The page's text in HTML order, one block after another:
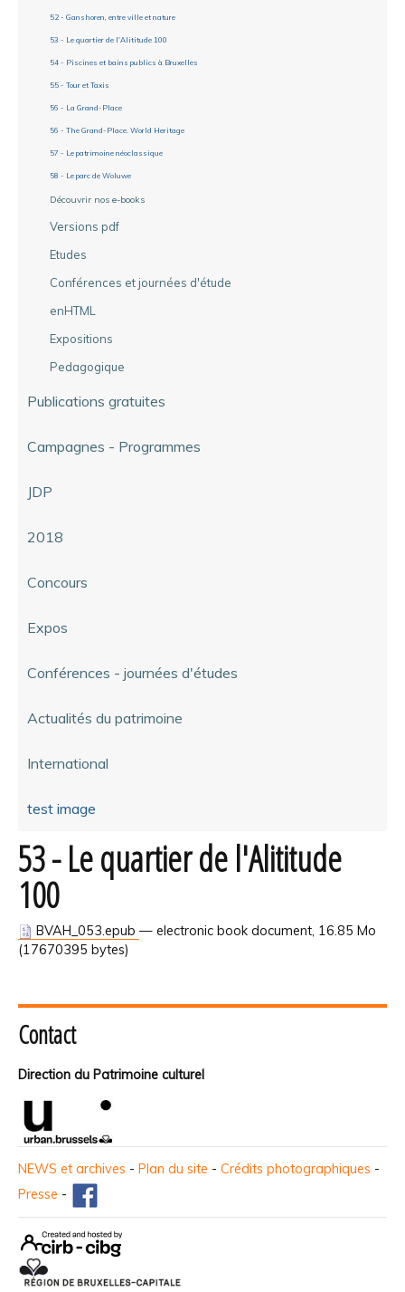
52 - Ganshoren, entre ville et nature
53 - Le quartier de l'Alititude 100
54 - Piscines et bains publics à Bruxelles
55 - Tour et Taxis
56 - La Grand-Place
56 - The Grand-Place. World Heritage
57 - Le patrimoine néoclassique
58 - Le parc de Woluwe
Découvrir nos e-books
Versions pdf
Etudes
Conférences et journées d'étude
enHTML
Expositions
Pedagogique
Publications gratuites
Campagnes - Programmes
JDP
2018
Concours
Expos
Conférences - journées d'études
Actualités du patrimoine
International
test image
53 - Le quartier de l'Alititude
100
BVAH_053.epub — electronic book document, 16.85 Mo
(17670395 bytes)
Contact
Direction du Patrimoine culturel
NEWS et archives - Plan du site - Crédits photographiques -
Presse -